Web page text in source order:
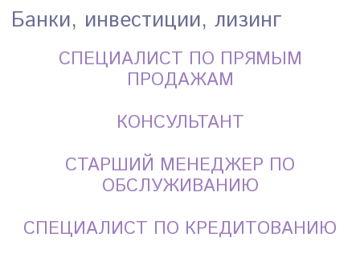
Банки, инвестиции, лизинг
СПЕЦИАЛИСТ ПО ПРЯМЫМ
ПРОДАЖАМ
КОНСУЛЬТАНТ
СТАРШИЙ МЕНЕДЖЕР ПО
ОБСЛУЖИВАНИЮ
СПЕЦИАЛИСТ ПО КРЕДИТОВАНИЮ